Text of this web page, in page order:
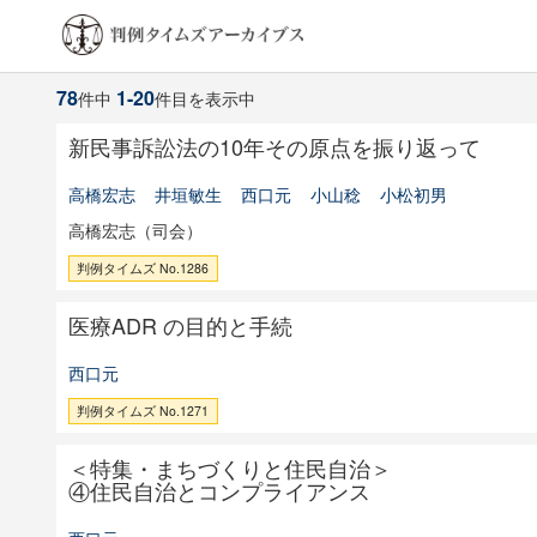
78件中 1-20件目を表示中
新民事訴訟法の10年その原点を振り返って
高橋宏志 井垣敏生 西口元 小山稔
小松初男
高橋宏志（司会）
判例タイムズ No.1286
医療ADR の目的と手続
西口元
判例タイムズ No.1271
＜特集・まちづくりと住民自治＞
④住民自治とコンプライアンス